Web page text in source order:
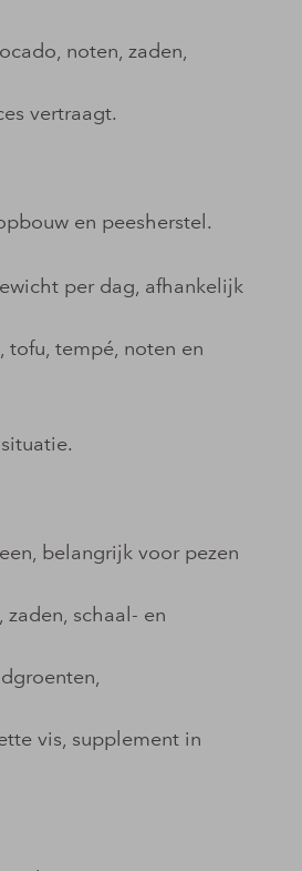
noten, zaden,
vertraagt.
en peesherstel.
per dag, afhankelijk
tofu, tempé, noten en
belangrijk voor pezen
schaal- en
vis, supplement in